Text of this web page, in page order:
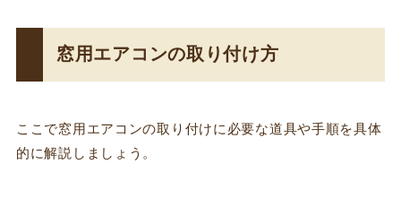
窓用エアコンの取り付け方
ここで窓用エアコンの取り付けに必要な道具や手順を具体
的に解説しましょう。